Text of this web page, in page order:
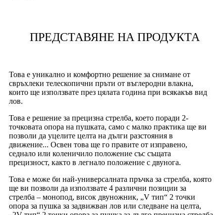
ПРЕДСТАВЯНЕ НА ПРОДУКТА
Това е уникално и комфортно решение за снимане от
свръхлеки телескопични пръти от въглеродни влакна,
които ще използвате през цялата година при всякакъв вид
лов.
Това е решение за прецизна стрелба, което поради 2-
точковата опора на пушката, само с малко практика ще ви
позволи да уцелите целта на дълги разстояния в
движение... Освен това ще го правите от изправено,
седнало или коленичило положение със същата
прецизност, както в легнало положение с двунога.
Това е може би най-универсалната пръчка за стрелба, която
ще ви позволи да използвате 4 различни позиции за
стрелба – монопод, висок двуножник, „V тип“ 2 точки
опора за пушка за задвижван лов или следване на целта,